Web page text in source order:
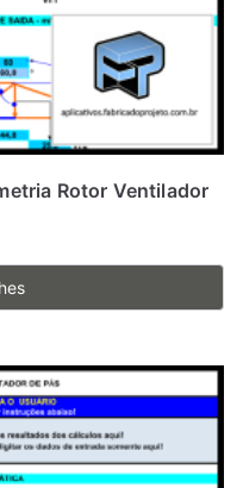
Rotor Ventilador